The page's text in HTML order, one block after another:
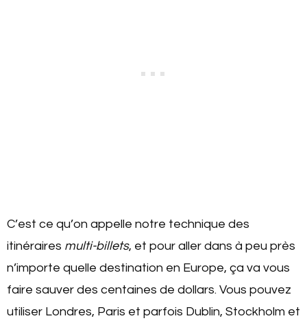
C’est ce qu’on appelle notre technique des
itinéraires multi-billets, et pour aller dans à peu près
n’importe quelle destination en Europe, ça va vous
faire sauver des centaines de dollars. Vous pouvez
utiliser Londres, Paris et parfois Dublin, Stockholm et